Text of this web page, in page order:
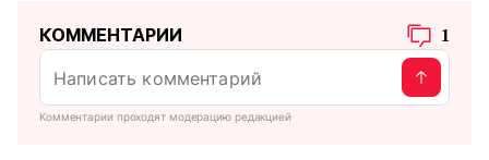
КОММЕНТАРИИ 1
Комментарии проходят модерацию редакцией